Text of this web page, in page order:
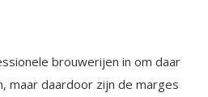
brouwerijen in om daar
maar daardoor zijn de marges